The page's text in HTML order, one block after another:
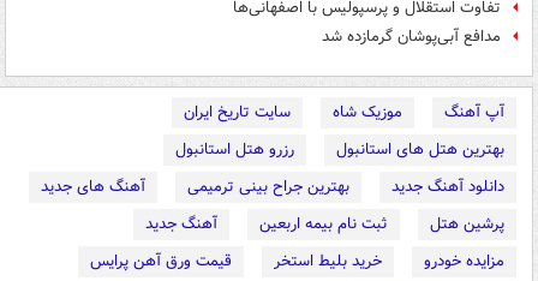
تفاوت استقلال و پرسپولیس با اصفهانی‌ها
مدافع آبی‌پوشان گرمازده شد
آپ آهنگ موزیک شاه
سایت تاریخ ایران
بهترین هتل های استانبول
رزرو هتل استانبول
دانلود آهنگ جدید
بهترین جراح بینی ترمیمی
آهنگ های جدید
پرشین هتل
ثبت نام بیمه اربعین
آهنگ جدید
مزایده خودرو
خرید بلیط استخر
قیمت ورق آهن پرایس